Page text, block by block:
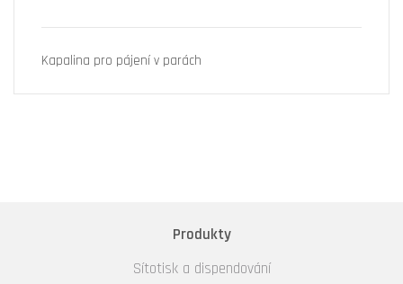
Kapalina pro pájení v parách
Produkty
Sítotisk a dispendování